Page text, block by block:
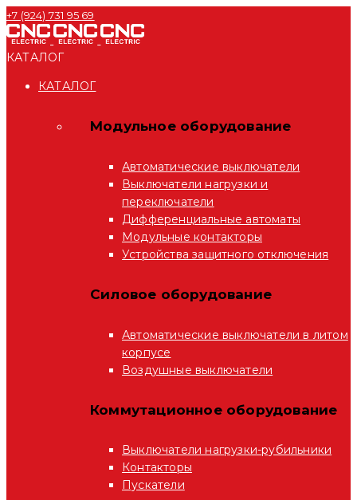
+7 (924) 731 95 69
КАТАЛОГ
КАТАЛОГ
Модульное оборудование
Автоматические выключатели
Выключатели нагрузки и
переключатели
Дифференциальные автоматы
Модульные контакторы
Устройства защитного отключения
Силовое оборудование
Автоматические выключатели в литом
корпусе
Воздушные выключатели
Коммутационное оборудование
Выключатели нагрузки-рубильники
Контакторы
Пускатели